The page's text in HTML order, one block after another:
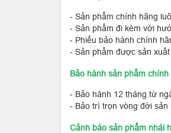
- Sản phẩm chính hãng
- Sản phẩm đi kèm với
- Phiếu bảo hành chính
- Sản phẩm được sản
Bảo hành sản phẩm chính
- Bảo hành 12 tháng từ
- Bảo trì trọn vòng đời
Cảnh báo sản phẩm nhái